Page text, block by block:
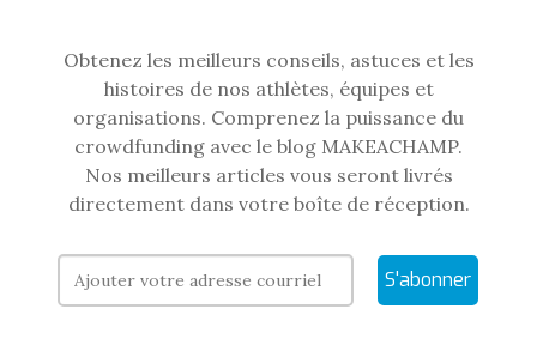
Obtenez les meilleurs conseils, astuces et les
histoires de nos athlètes, équipes et
organisations. Comprenez la puissance du
crowdfunding avec le blog MAKEACHAMP.
Nos meilleurs articles vous seront livrés
directement dans votre boîte de réception.
S'abonner